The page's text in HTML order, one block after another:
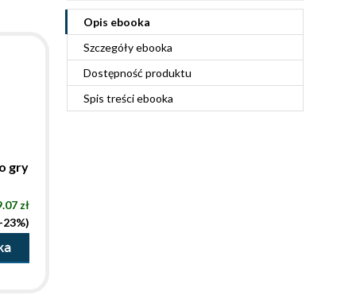
Opis ebooka
Szczegółyebooka
Dostępność produktu
Spis treściebooka
gry
zł
23%)